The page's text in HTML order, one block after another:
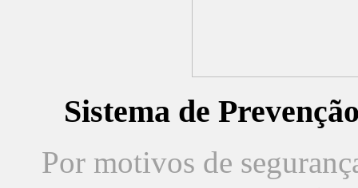
Sistema de
Por motivos de